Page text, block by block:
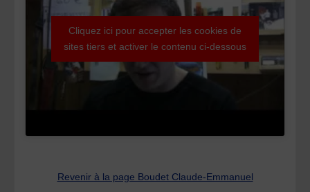
Cliquez ici pour accepter les cookies de
sites tiers et activer le contenu ci-dessous
Revenir à la page Boudet Claude-Emmanuel